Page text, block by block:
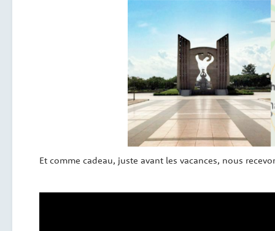
Et comme cadeau, juste avant les vacances, nous